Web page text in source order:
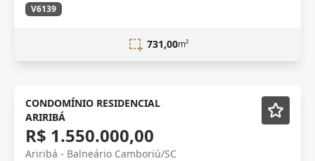
V6139
731,00m²
Novidade
CONDOMÍNIO RESIDENCIAL
ARIRIBÁ
R$ 1.550.000,00
Ariribá - Balneário Camboriú/SC